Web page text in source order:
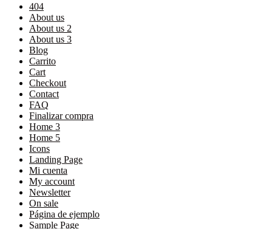
404
About us
About us 2
About us 3
Blog
Carrito
Cart
Checkout
Contact
FAQ
Finalizar compra
Home 3
Home 5
Icons
Landing Page
Mi cuenta
My account
Newsletter
On sale
Página de ejemplo
Sample Page